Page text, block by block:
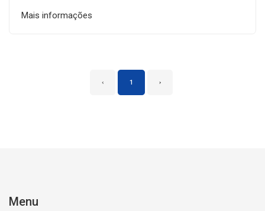
Mais informações
‹ 1 ›
Menu